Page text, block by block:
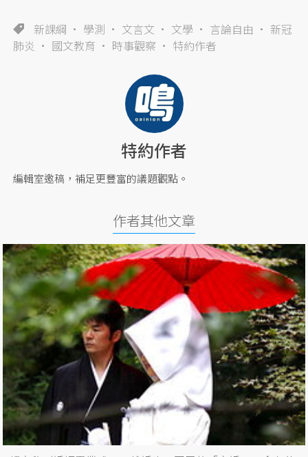
新課綱 學測 文言文 文學 言論自由
新冠
肺炎
國文教育 時事觀察 特約作者
特約作者
編輯室邀稿，補足更豐富的議題觀點。
作者其他文章